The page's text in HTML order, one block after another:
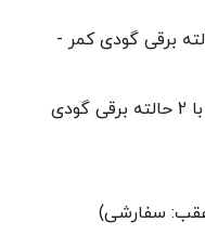
حالته برقی با 4 حالته برقی گودی کمر -
صندلی سرنشین جلو10 حالته برقی با 2 حالته برقی گودی
سفارشی)